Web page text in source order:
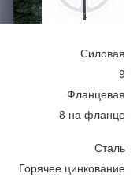
Силовая
9
Фланцевая
8 на фланце
Сталь
Горячее цинкование